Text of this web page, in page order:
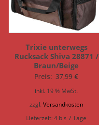
Trixie unterwegs
Rucksack Shiva 28871 /
Braun/Beige
Preis: 37,99€
inkl. 19 % MwSt.
zzgl.Versandkosten
Lieferzeit:4 bis 7 Tage